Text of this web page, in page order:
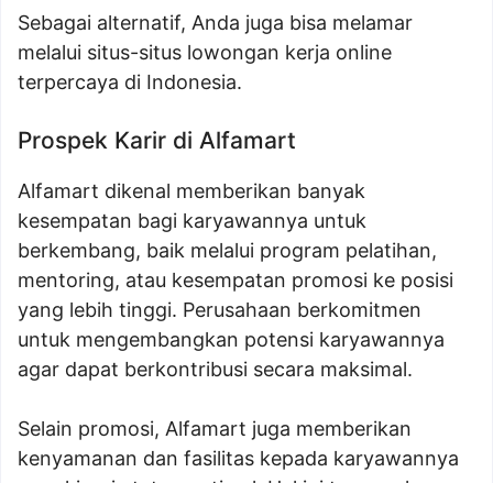
Sebagai alternatif, Anda juga bisa melamar
melalui situs-situs lowongan kerja online
terpercaya di Indonesia.
Prospek Karir di Alfamart
Alfamart dikenal memberikan banyak
kesempatan bagi karyawannya untuk
berkembang, baik melalui program pelatihan,
mentoring, atau kesempatan promosi ke posisi
yang lebih tinggi. Perusahaan berkomitmen
untuk mengembangkan potensi karyawannya
agar dapat berkontribusi secara maksimal.
Selain promosi, Alfamart juga memberikan
kenyamanan dan fasilitas kepada karyawannya